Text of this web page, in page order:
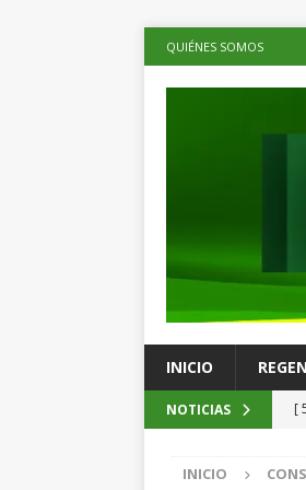
QUIÉNES SOMOS
INICIO
NOTICIAS [
[
INICIO